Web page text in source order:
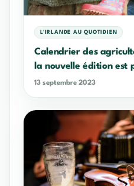
L'IRLANDE AU QUOTIDIEN
Calendrier des
la nouvelle édition est
13 septembre 2023